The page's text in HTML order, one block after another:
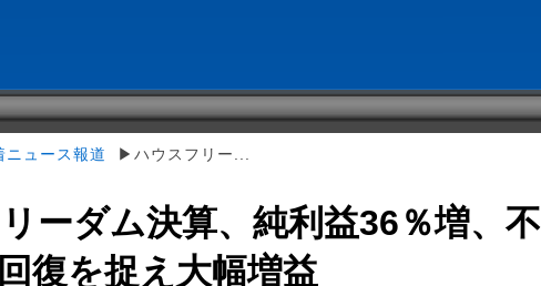
ニュース報道 ▶ハウスフリー...
ーダム決算、純利益36％増、不
復を捉え大幅増益